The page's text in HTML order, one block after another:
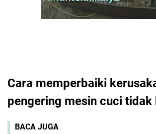
Cara memperbaiki
pengering mesin cuci tidak
BACA JUGA